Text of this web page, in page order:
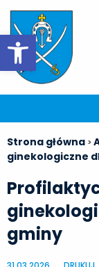
Otwórz pasek narzędzi
Strona główna >
ginekologiczne
gminy